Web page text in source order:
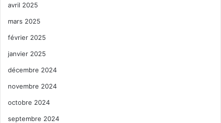
avril 2025
mars 2025
février 2025
janvier 2025
décembre 2024
novembre 2024
octobre 2024
septembre 2024